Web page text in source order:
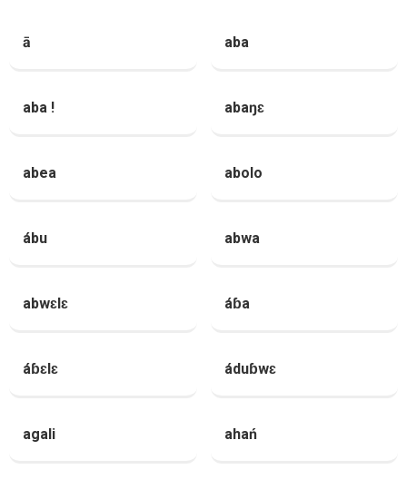
ā aba
aba ! abaŋɛ
abea abolo
ábu abwa
abwɛlɛ áɓa
áɓɛlɛ áduɓwɛ
agali ahań